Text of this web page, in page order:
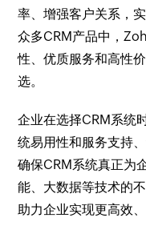
率、增强客户关系，
众多CRM产品中，
性、优质服务和高性
选。
企业在选择CRM系统
统易用性和服务支持
确保CRM系统真正为
能、大数据等技术的
助力企业实现更高效